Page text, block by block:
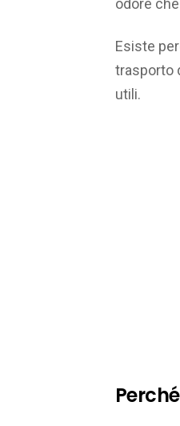
odore
Esiste
trasporto
utili.